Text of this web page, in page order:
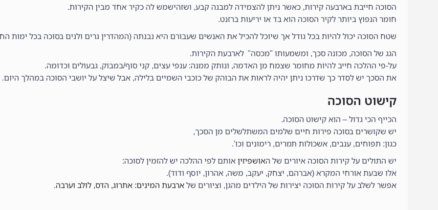
הסוכה חייבת בארבעה קירות, כאשר ניתן להצמידה למבנה קבע, ושזהישמש לה כקיר אחד מבין הקירות.
חומר הנפוץ ביותר לקיר הסוכה הוא בד או יריעות ברזנט.
שטח הסוכה יכול להיות בכל גודל אך שיוכל להכיל את האנשים שעבורם היא נבנתה (המהדרין גרים ולנים בסוכה בכל ימות
הגג של הסוכה, מכונה סכך, ומשמעותו "מכסה" לארבעת הקירות.
על-פי ההלכה חייב להיות מחומר שצמח מן האדמה, ונותק ממנה: ענפי עצים, קני סוף/במבוק, גבעולים וכדומה.
את הסכך יש לסדר כך שדרכו ניתן יהיה לראות את הבוהק של כוכבי השמיים בלילה, אבל שיצל על יושבי הסוכה במהלך היום.
קישוט הסוכה
הכייף הכי גדול – הוא קישוט הסוכה.
יש שקושרים בסוכה פירות חיים שלמים המשתלשלים מן הסכך,
כגון: תפוחים, ענבים, אשכולות תמרים, רימונים וכו'.
יש התולים על קירות הסוכה איורים של האושפיזין אותם לפי ההלכה יש להזמין לסוכה:
אלו שבעת אורחי המקרא (אברהם, יצחק, יעקב, משה, אהרון, יוסף ודוד).
אפשר לשלב על קירות הסוכה יצירות של הילדים מהגן, וציורים של ארבעת המינים: אתרוג, הדס, לולב וערבה.